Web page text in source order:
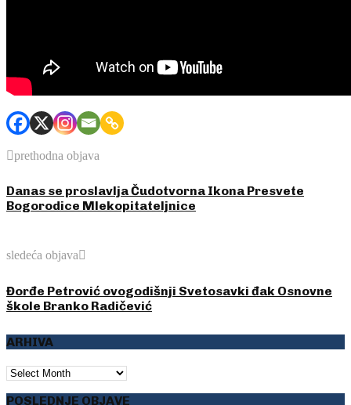
prethodna objava
Danas se proslavlja Čudotvorna Ikona Presvete
Bogorodice Mlekopitateljnice
sledeća objava
Đorđe Petrović ovogodišnji Svetosavki đak Osnovne
škole Branko Radičević
ARHIVA
ARHIVA
POSLEDNJE OBJAVE